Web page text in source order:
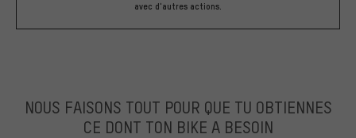
avec d'autres actions.
NOUS FAISONS TOUT POUR QUE TU OBTIENNES
CE DONT TON BIKE A BESOIN